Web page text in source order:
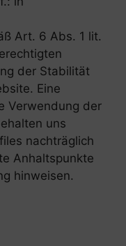
Art. 6 Abs. 1 lit.
der Stabilität
Eine
Verwendung der
uns
nachträglich
Anhaltspunkte
hinweisen.